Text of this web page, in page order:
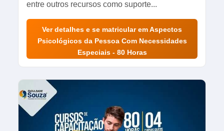
entre outros recursos como suporte...
Ver detalhes e se matricular em Aspectos
Psicológicos da Pessoa Com Necessidades
Especiais - 80 Horas